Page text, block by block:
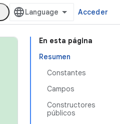
Acceder
En esta página
Resumen
Constantes
Campos
Constructores
públicos